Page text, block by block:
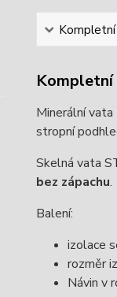
Kompletní
Kompletní
Minerální vata
stropní
Skelná vata
bez zápachu.
Balení:
izolace
rozměr
Návin v